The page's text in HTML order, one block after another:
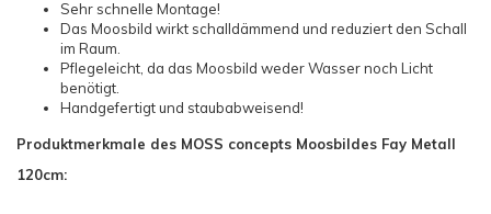
Sehr schnelle Montage!
Das Moosbild wirkt schalldämmend und reduziert den Schall
im Raum.
Pflegeleicht, da das Moosbild weder Wasser noch Licht
benötigt.
Handgefertigt und staubabweisend!
Produktmerkmale des MOSS concepts Moosbildes Fay Metall
120cm: